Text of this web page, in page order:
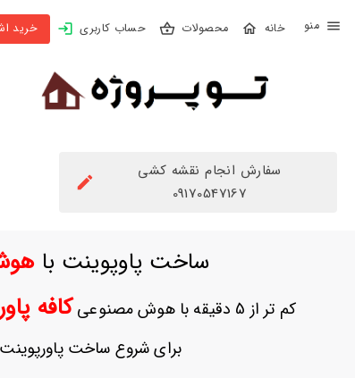
محصولات حساب کاربری خرید اشتراک
بستن
محصولات
سفارش انجام نقشه کشی
09170547167
ساخت پاوپوینت با
کم تر از 5 دقیقه با هوش مصنوعی کافه
برای شروع ساخت